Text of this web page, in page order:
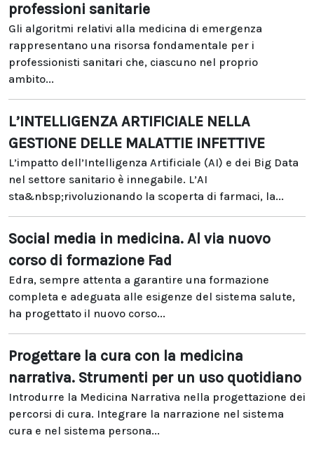
professioni sanitarie
Gli algoritmi relativi alla medicina di emergenza
rappresentano una risorsa fondamentale per i
professionisti sanitari che, ciascuno nel proprio
ambito...
L’INTELLIGENZA ARTIFICIALE NELLA
GESTIONE DELLE MALATTIE INFETTIVE
L’impatto dell’Intelligenza Artificiale (AI) e dei Big Data
nel settore sanitario è innegabile. L’AI
sta&nbsp;rivoluzionando la scoperta di farmaci, la...
Social media in medicina. Al via nuovo
corso di formazione Fad
Edra, sempre attenta a garantire una formazione
completa e adeguata alle esigenze del sistema salute,
ha progettato il nuovo corso...
Progettare la cura con la medicina
narrativa. Strumenti per un uso quotidiano
Introdurre la Medicina Narrativa nella progettazione dei
percorsi di cura. Integrare la narrazione nel sistema
cura e nel sistema persona...